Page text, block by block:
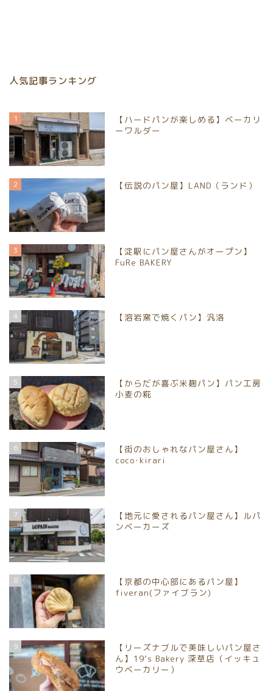
人気記事ランキング
1
【ハードパンが楽しめる】ベーカリ
ーワルダー
2 【伝説のパン屋】LAND（ランド）
3
【淀駅にパン屋さんがオープン】
FuRe BAKERY
4 【溶岩窯で焼くパン】汎洛
5
【からだが喜ぶ米麹パン】パン工房
小麦の糀
6
【街のおしゃれなパン屋さん】
coco･kirari
7
【地元に愛されるパン屋さん】ルパ
ンベーカーズ
8
【京都の中心部にあるパン屋】
fiveran(ファイブラン)
9
【リーズナブルで美味しいパン屋さ
ん】19’s Bakery 深草店（イッキュ
ウベーカリー）